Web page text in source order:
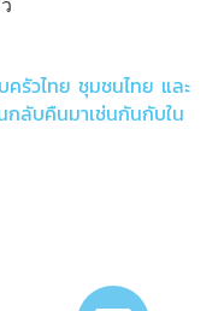
ครัวไทย ชุมชนไทย และ
กลับคืนมาเช่นกันกับใน